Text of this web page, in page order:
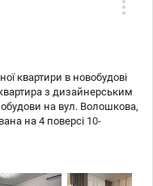
квартири в новобудові
з дизайнерським
на вул. Волошкова,
на 4 поверсі 10-
для життя.
ліжко та диван;